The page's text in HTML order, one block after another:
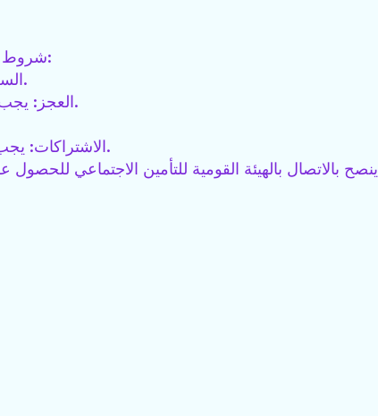
شروط الأهلية للحصول على المعاش في مصر ترتبط بعدة عوامل، منها:
- السن: يجب أن يكون الشخص قد بلغ سن المعاش المحدد بالقانون.
- العجز: يجب تقديم إثبات العجز عن العمل في حال عدم بلوغ السن المحدد.
- الاشتراكات: يجب أن يكون الشخص قد اشترك في نظام التأمينات لفترة محددة.
ينصح بالاتصال بالهيئة القومية للتأمين الاجتماعي